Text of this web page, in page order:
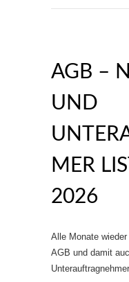
AGB –
UND
MER
2026
Alle Monate
AGB und damit